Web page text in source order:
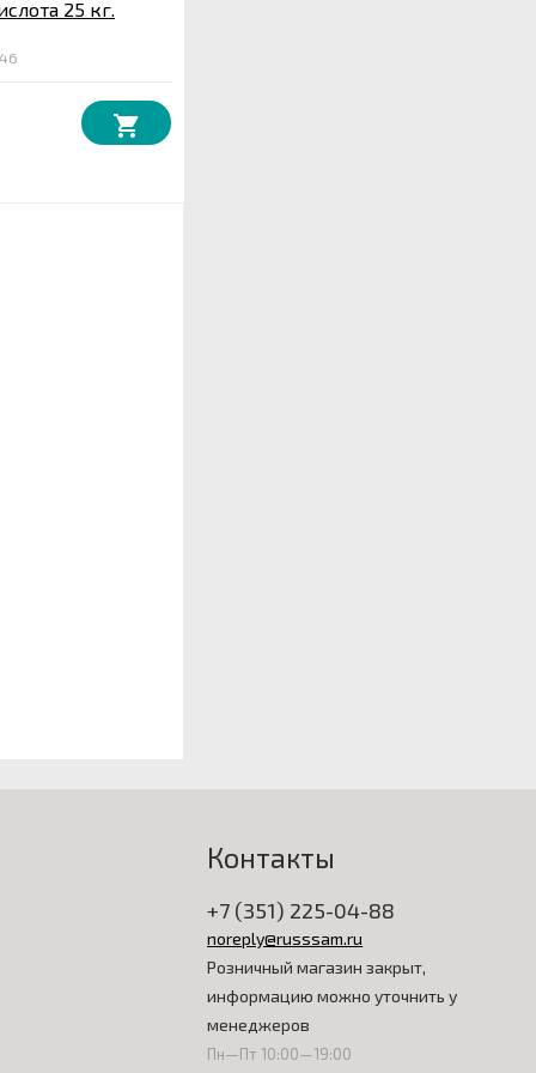
25 кг.
Контакты
+7 (351) 225-04-88
noreply@russsam.ru
Розничный магазин закрыт,
информацию можно уточнить у
менеджеров
Пн—Пт 10:00—19:00